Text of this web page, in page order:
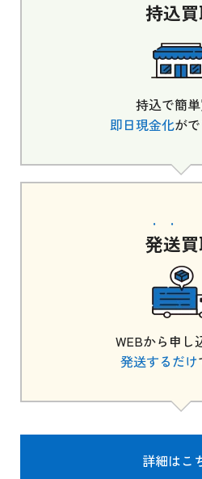
持込
持込で簡
即日現金化が
発送
WEBから申し
発送するだけ
詳細はこ